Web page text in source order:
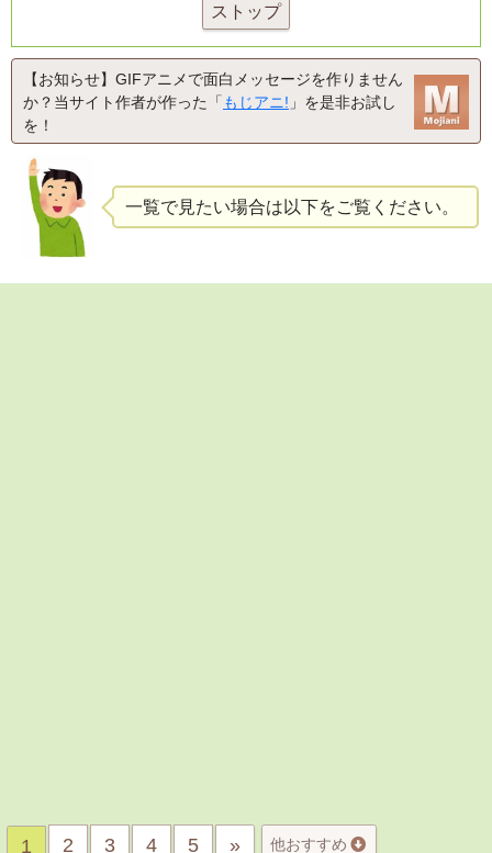
ストップ
【お知らせ】GIFアニメで面白メッセージを作りません
か？当サイト作者が作った「もじアニ! 」を是非お試し
を！
一覧で見たい場合は以下をご覧ください。
1 2 3 4 5 » 他おすすめ